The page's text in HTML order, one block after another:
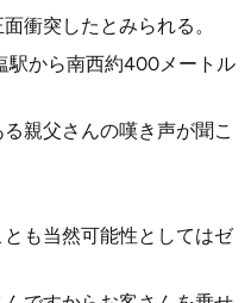
衝突したとみられる。
駅から南西約400メートル
親父さんの嘆き声が聞こ
も当然可能性としてはゼ